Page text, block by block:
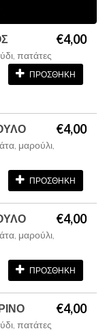
€4,00
πατάτες
ΠΡΟΣΘΗΚΗ
€4,00
μαρούλι,
ΠΡΟΣΘΗΚΗ
€4,00
μαρούλι,
ΠΡΟΣΘΗΚΗ
€4,00
πατάτες